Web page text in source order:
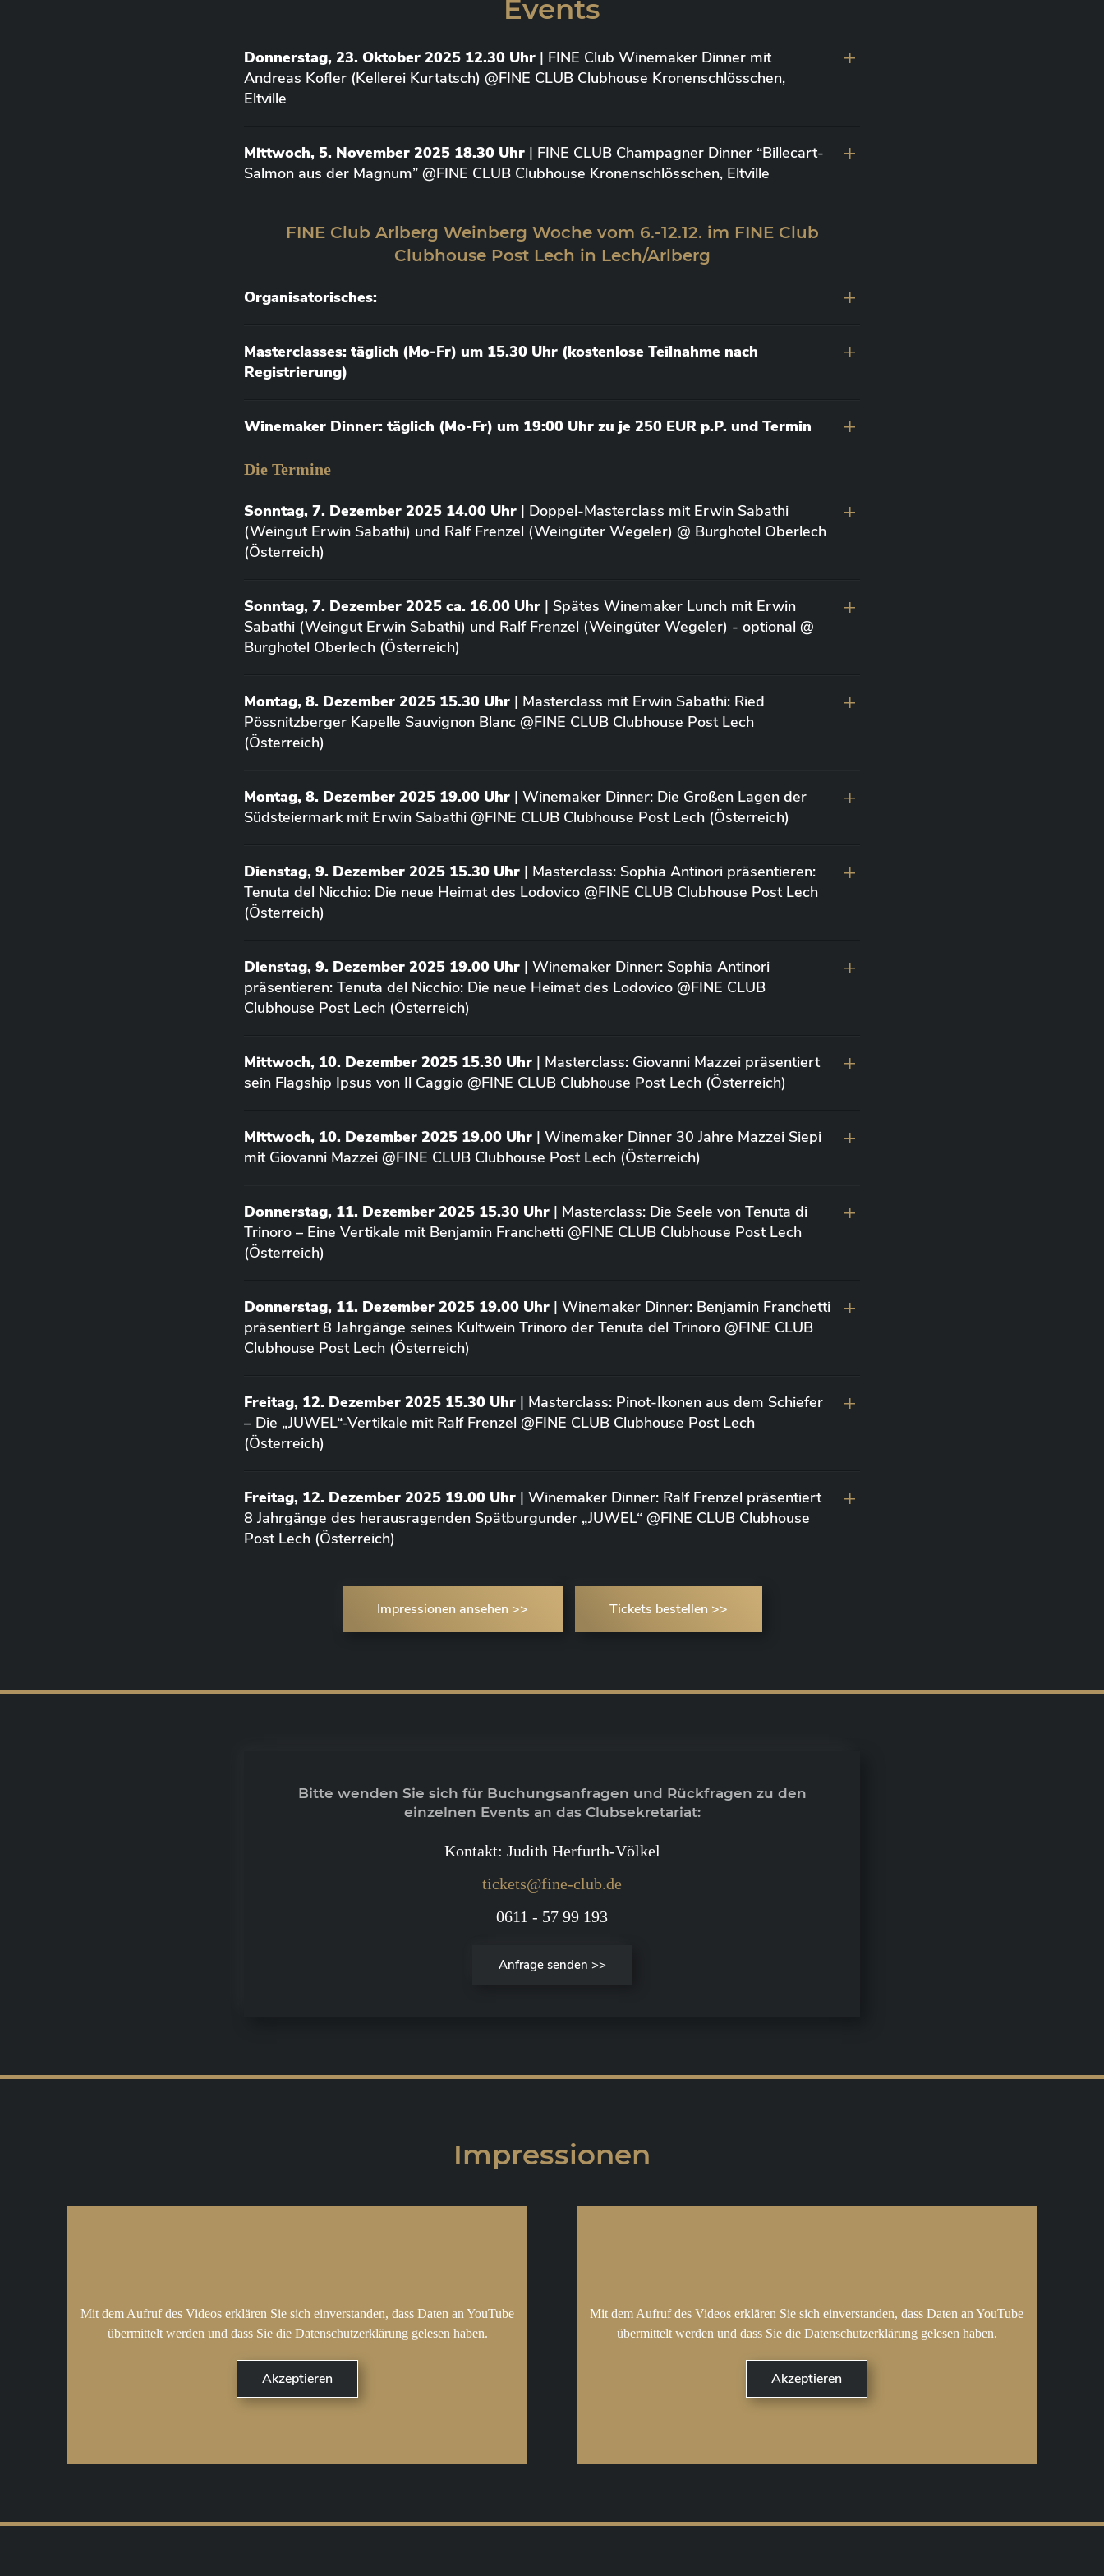
Events
Donnerstag, 23. Oktober 2025 12.30 Uhr | FINE Club Winemaker Dinner mit
Andreas Kofler (Kellerei Kurtatsch) @FINE CLUB Clubhouse Kronenschlösschen,
Eltville
Mittwoch, 5. November 2025 18.30 Uhr | FINE CLUB Champagner Dinner “Billecart-
Salmon aus der Magnum” @FINE CLUB Clubhouse Kronenschlösschen, Eltville
FINE Club Arlberg Weinberg Woche vom 6.-12.12. im FINE Club
Clubhouse Post Lech in Lech/Arlberg
Organisatorisches:
Masterclasses: täglich (Mo-Fr) um 15.30 Uhr (kostenlose Teilnahme nach
Registrierung)
Winemaker Dinner: täglich (Mo-Fr) um 19:00 Uhr zu je 250 EUR p.P. und Termin
Die Termine
Sonntag, 7. Dezember 2025 14.00 Uhr | Doppel-Masterclass mit Erwin Sabathi
(Weingut Erwin Sabathi) und Ralf Frenzel (Weingüter Wegeler) @ Burghotel Oberlech
(Österreich)
Sonntag, 7. Dezember 2025 ca. 16.00 Uhr | Spätes Winemaker Lunch mit Erwin
Sabathi (Weingut Erwin Sabathi) und Ralf Frenzel (Weingüter Wegeler) - optional @
Burghotel Oberlech (Österreich)
Montag, 8. Dezember 2025 15.30 Uhr | Masterclass mit Erwin Sabathi: Ried
Pössnitzberger Kapelle Sauvignon Blanc @FINE CLUB Clubhouse Post Lech
(Österreich)
Montag, 8. Dezember 2025 19.00 Uhr | Winemaker Dinner: Die Großen Lagen der
Südsteiermark mit Erwin Sabathi @FINE CLUB Clubhouse Post Lech (Österreich)
Dienstag, 9. Dezember 2025 15.30 Uhr | Masterclass: Sophia Antinori präsentieren:
Tenuta del Nicchio: Die neue Heimat des Lodovico @FINE CLUB Clubhouse Post Lech
(Österreich)
Dienstag, 9. Dezember 2025 19.00 Uhr | Winemaker Dinner: Sophia Antinori
präsentieren: Tenuta del Nicchio: Die neue Heimat des Lodovico @FINE CLUB
Clubhouse Post Lech (Österreich)
Mittwoch, 10. Dezember 2025 15.30 Uhr | Masterclass: Giovanni Mazzei präsentiert
sein Flagship Ipsus von Il Caggio @FINE CLUB Clubhouse Post Lech (Österreich)
Mittwoch, 10. Dezember 2025 19.00 Uhr | Winemaker Dinner 30 Jahre Mazzei Siepi
mit Giovanni Mazzei @FINE CLUB Clubhouse Post Lech (Österreich)
Donnerstag, 11. Dezember 2025 15.30 Uhr | Masterclass: Die Seele von Tenuta di
Trinoro – Eine Vertikale mit Benjamin Franchetti @FINE CLUB Clubhouse Post Lech
(Österreich)
Donnerstag, 11. Dezember 2025 19.00 Uhr | Winemaker Dinner: Benjamin Franchetti
präsentiert 8 Jahrgänge seines Kultwein Trinoro der Tenuta del Trinoro @FINE CLUB
Clubhouse Post Lech (Österreich)
Freitag, 12. Dezember 2025 15.30 Uhr | Masterclass: Pinot-Ikonen aus dem Schiefer
– Die „JUWEL“-Vertikale mit Ralf Frenzel @FINE CLUB Clubhouse Post Lech
(Österreich)
Freitag, 12. Dezember 2025 19.00 Uhr | Winemaker Dinner: Ralf Frenzel präsentiert
8 Jahrgänge des herausragenden Spätburgunder „JUWEL“ @FINE CLUB Clubhouse
Post Lech (Österreich)
Impressionen ansehen >> Tickets bestellen >>
Bitte wenden Sie sich für Buchungsanfragen und Rückfragen zu den
einzelnen Events an das Clubsekretariat:
Kontakt: Judith Herfurth-Völkel
tickets@fine-club.de
0611 - 57 99 193
Anfrage senden >>
Impressionen
Mit dem Aufruf des Videos erklären Sie sich einverstanden, dass Daten an YouTube
übermittelt werden und dass Sie die Datenschutzerklärung gelesen haben.
Mit dem Aufruf des Videos erklären Sie sich einverstanden, dass Daten an YouTube
übermittelt werden und dass Sie die Datenschutzerklärung gelesen haben.